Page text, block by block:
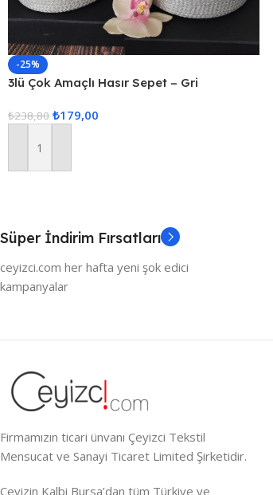
-25%
3lü Çok Amaçlı Hasır Sepet – Gri
₺238,80 ₺179,00
Sepete Ekle
Süper İndirim Fırsatları
ceyizci.com her hafta yeni şok edici
kampanyalar
Firmamızın ticari ünvanı Çeyizci Tekstil
Mensucat ve Sanayi Ticaret Limited Şirketidir.
Çeyizin Kalbi Bursa’dan tüm Türkiye ve